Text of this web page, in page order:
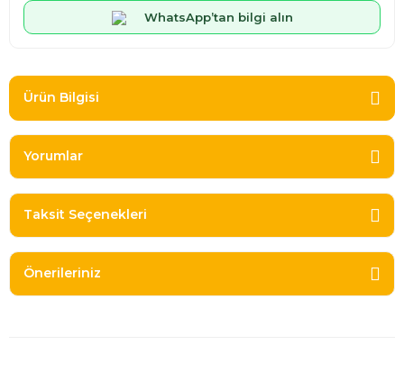
WhatsApp’tan bilgi alın
Ürün Bilgisi
Yorumlar
Taksit Seçenekleri
Önerileriniz